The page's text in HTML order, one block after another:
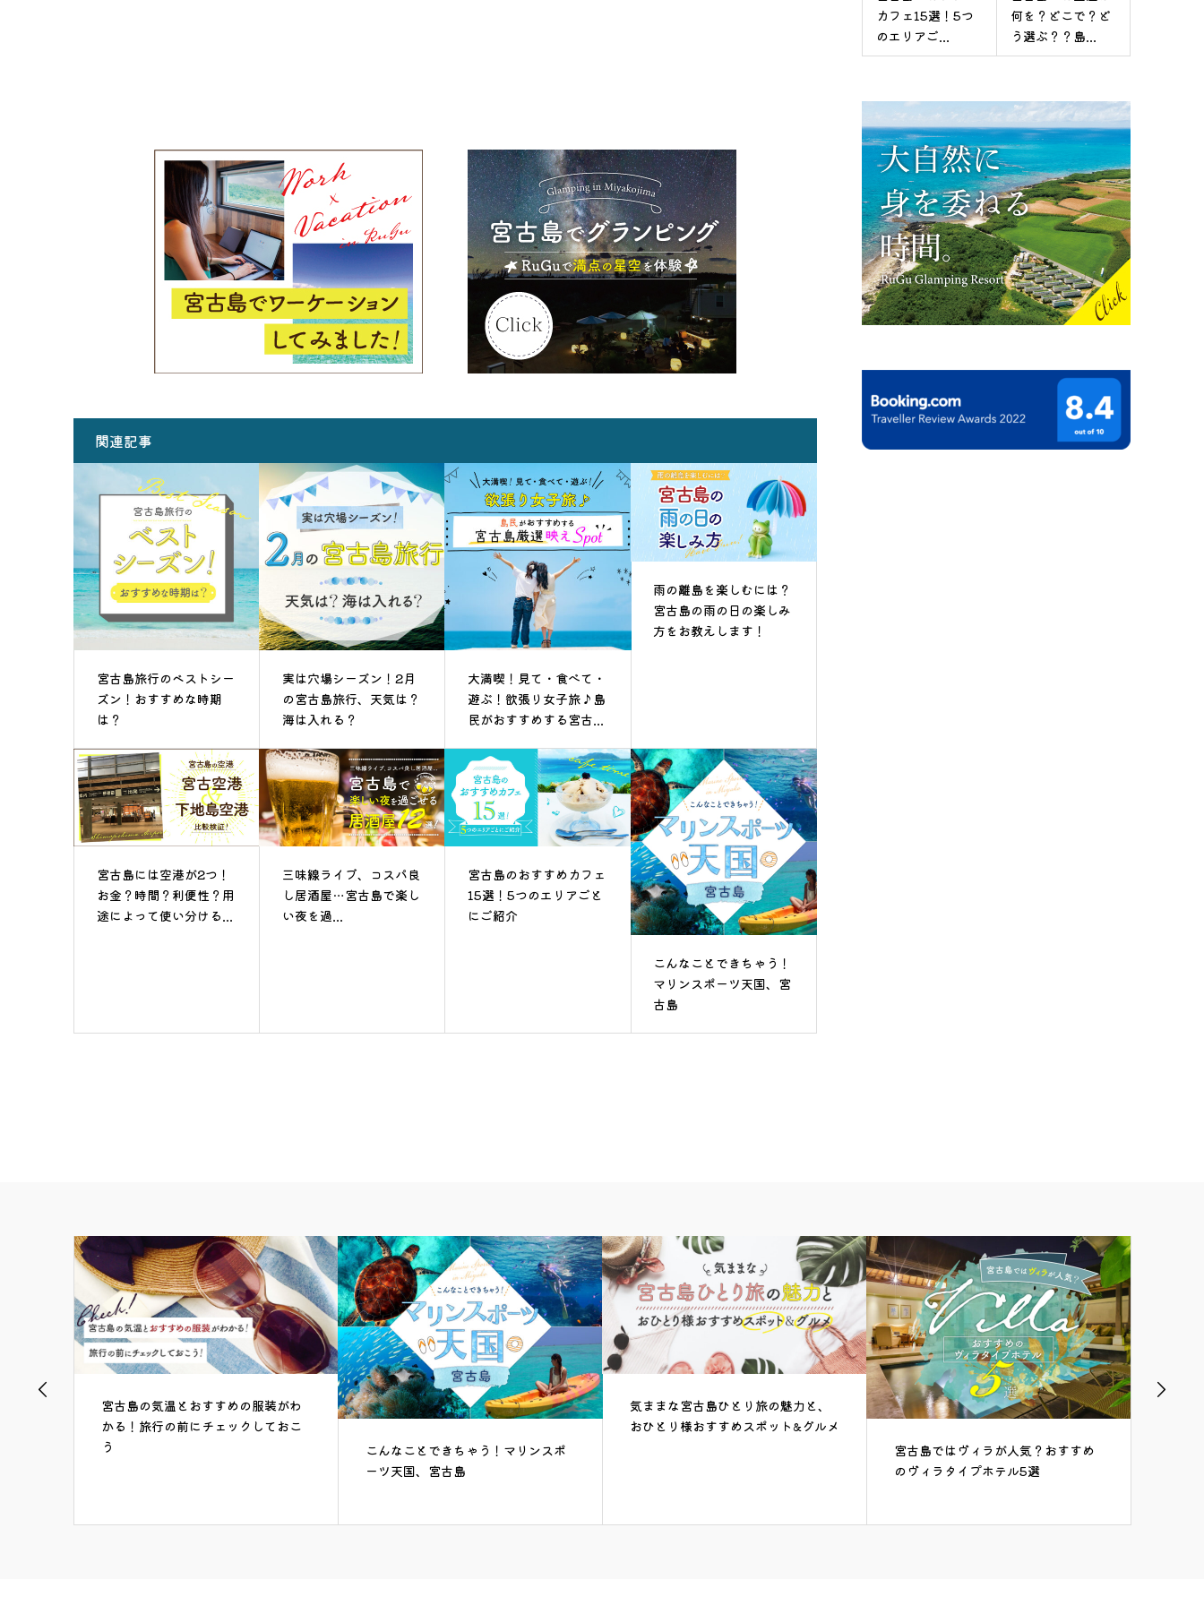
関連記事
宮古島旅行のベストシー
ズン！おすすめな時期
は？
実は穴場シーズン！2月
の宮古島旅行、天気は？
海は入れる？
大満喫！見て・食べて・
遊ぶ！欲張り女子旅♪島
民がおすすめする宮古...
雨の離島を楽しむには？
宮古島の雨の日の楽しみ
方をお教えします！
宮古島には空港が2つ！
お金？時間？利便性？用
途によって使い分ける...
三味線ライブ、コスパ良
し居酒屋…宮古島で楽し
い夜を過...
宮古島のおすすめカフェ
15選！5つのエリアごと
にご紹介
こんなことできちゃう！
マリンスポーツ天国、宮
古島
カフェ15選！5つ
のエリアご...
何を？どこで？ど
う選ぶ？？島...
宮古島の気温とおすすめの服装がわ
かる！旅行の前にチェックしておこ
こんなことできちゃう！マリンスポ
ーツ天国、宮古島
気ままな宮古島ひとり旅の魅力と、
おひとり様おすすめスポット&グルメ
宮古島ではヴィラが人気？おすすめ
のヴィラタイプホテル5選